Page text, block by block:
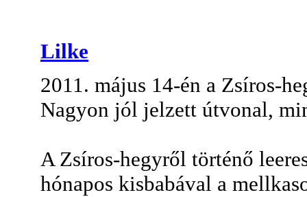
Lilke
2011. május 14-én a Zsíros-
Nagyon jól jelzett útvonal,
A Zsíros-hegyről történő
hónapos kisbabával a